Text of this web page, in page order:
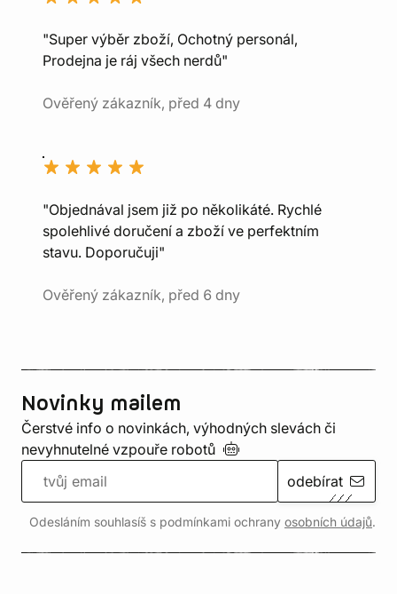
"Super výběr zboží, Ochotný personál,
Prodejna je ráj všech nerdů"
Ověřený zákazník, před 4 dny
"Objednával jsem již po několikáté. Rychlé
spolehlivé doručení a zboží ve perfektním
stavu. Doporučuji"
Ověřený zákazník, před 6 dny
Novinky mailem
Čerstvé info o novinkách, výhodných slevách či
nevyhnutelné vzpouře robotů
odebírat
Odesláním souhlasíš s podmínkami ochrany osobních údajů.